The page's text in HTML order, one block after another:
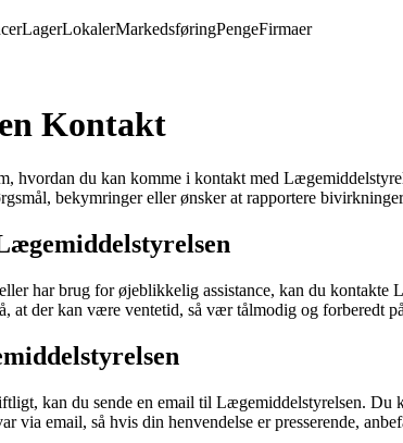
LagerLokalerMarkedsføringPengeFirmaer
Kontakt
hvordan du kan komme i kontakt med
bekymringer eller ønsker at rapportere
eller har brug for øjeblikkelig assistance, kan du
at der kan være ventetid, så vær tålmodig og forberedt
kan du sende en email til Lægemiddelstyrelsen.
via email, så hvis din henvendelse er presserende,